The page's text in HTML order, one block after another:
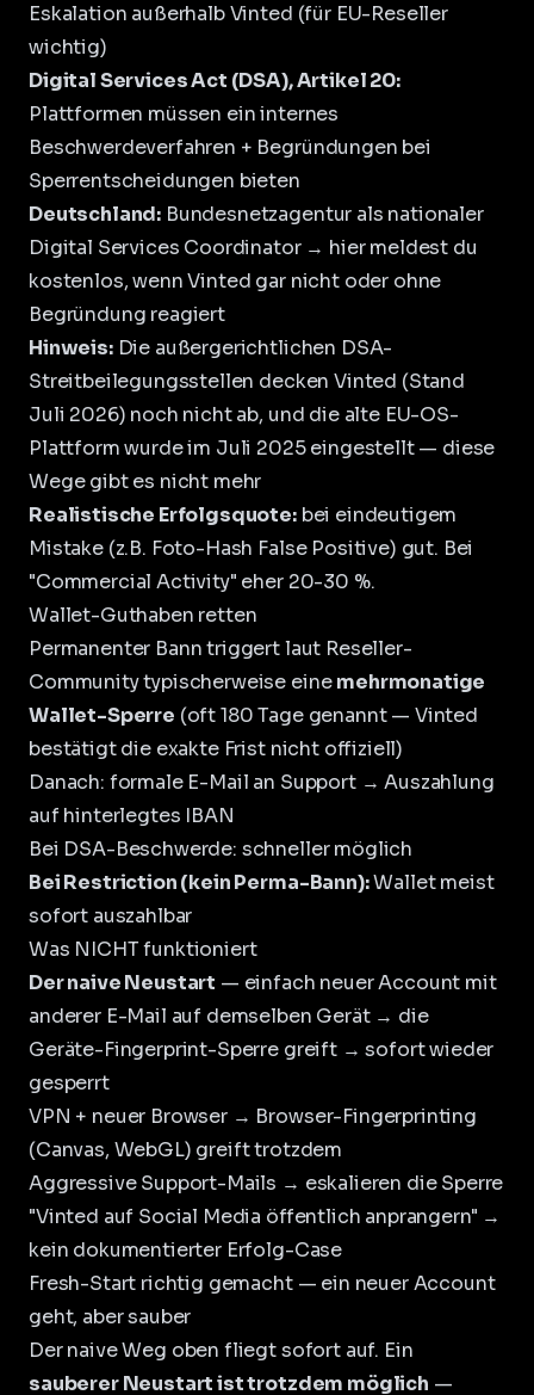
Eskalation außerhalb Vinted (für EU-Reseller
wichtig)
Digital Services Act (DSA), Artikel 20:
Plattformen müssen ein internes
Beschwerdeverfahren + Begründungen bei
Sperrentscheidungen bieten
Deutschland: Bundesnetzagentur als nationaler
Digital Services Coordinator → hier meldest du
kostenlos, wenn Vinted gar nicht oder ohne
Begründung reagiert
Hinweis:Die außergerichtlichen DSA-
Streitbeilegungsstellen decken Vinted (Stand
Juli 2026) noch nicht ab, und die alte EU-OS-
Plattform wurde im Juli 2025 eingestellt — diese
Wege gibt es nicht mehr
Realistische Erfolgsquote:bei eindeutigem
Mistake (z.B. Foto-Hash False Positive) gut. Bei
"Commercial Activity" eher 20-30 %.
Wallet-Guthaben retten
Permanenter Bann triggert laut Reseller-
Community typischerweise einemehrmonatige
Wallet-Sperre (oft 180 Tage genannt — Vinted
bestätigt die exakte Frist nicht offiziell)
Danach: formale E-Mail an Support → Auszahlung
auf hinterlegtes IBAN
Bei DSA-Beschwerde: schneller möglich
Bei Restriction (kein Perma-Bann):Wallet meist
sofort auszahlbar
Was NICHT funktioniert
Der naive Neustart — einfach neuer Account mit
anderer E-Mail auf demselben Gerät → die
Geräte-Fingerprint-Sperre greift → sofort wieder
gesperrt
VPN + neuer Browser → Browser-Fingerprinting
(Canvas, WebGL) greift trotzdem
Aggressive Support-Mails → eskalieren die Sperre
"Vinted auf Social Media öffentlich anprangern" →
kein dokumentierter Erfolg-Case
Fresh-Start richtig gemacht — ein neuer Account
geht, aber sauber
Der naive Weg oben fliegt sofort auf. Ein
sauberer Neustart ist trotzdem möglich —